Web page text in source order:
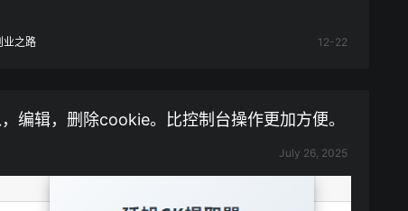
业之路 12-22
编辑，删除cookie。比控制台操作更加方便。
July 26, 2025